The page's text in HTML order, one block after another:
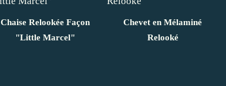
Chaise Relookée Façon
"Little Marcel"
Chevet en Mélaminé
Relooké